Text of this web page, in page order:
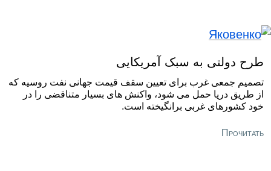
طرح دولتی به سبک آمریکایی
تصمیم جمعی غرب برای تعیین سقف قیمت جهانی نفت روسیه که
از طریق دریا حمل می شود، واکنش های بسیار متناقضی را در
خود کشورهای غربی برانگیخته است.
Прочитать